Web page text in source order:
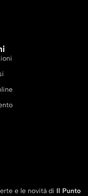
e le novità di Il Punto